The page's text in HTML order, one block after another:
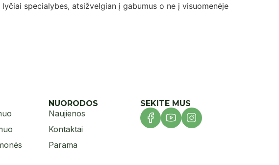
specialybes, atsižvelgian į gabumus o ne į visuomenėje
NUORODOS
Naujienos
Kontaktai
Parama
SEKITE MUS